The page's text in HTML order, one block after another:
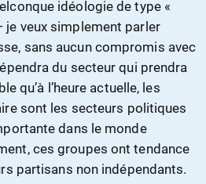
idéologie de type «
veux simplement parler
sans aucun compromis avec
du secteur qui prendra
qu’à l’heure actuelle, les
sont les secteurs politiques
dans le monde
ces groupes ont tendance
partisans non indépendants.